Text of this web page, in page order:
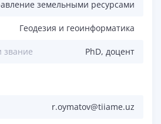
земельными ресурсами
Геодезия и геоинформатика
звание PhD, доцент
r.oymatov@tiiame.uz